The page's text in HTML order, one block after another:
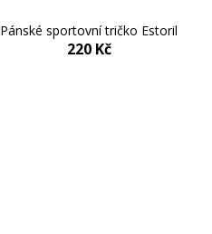
Pánské sportovní tričko Estoril
220 Kč